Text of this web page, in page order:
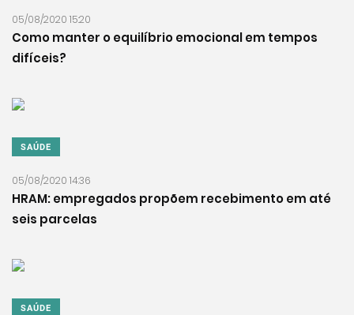
05/08/2020 15:20
Como manter o equilíbrio emocional em tempos
difíceis?
SAÚDE
05/08/2020 14:36
HRAM: empregados propõem recebimento em até
seis parcelas
SAÚDE